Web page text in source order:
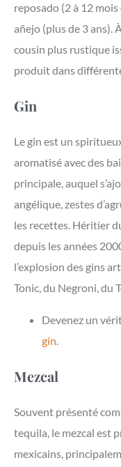
reposado (2 à 12
añejo (plus de 3 ans).
cousin plus rustique
produit dans
Gin
Le gin est un
aromatisé avec des
principale, auquel
angélique, zestes
les recettes. Héritier
depuis les années
l’explosion des gins
Tonic, du Negroni, du
Devenez un
gin.
Mezcal
Souvent présenté
tequila, le mezcal est
mexicains,